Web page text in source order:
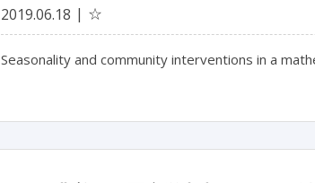
2019.06.18 ☆
Seasonality and community interventions in a